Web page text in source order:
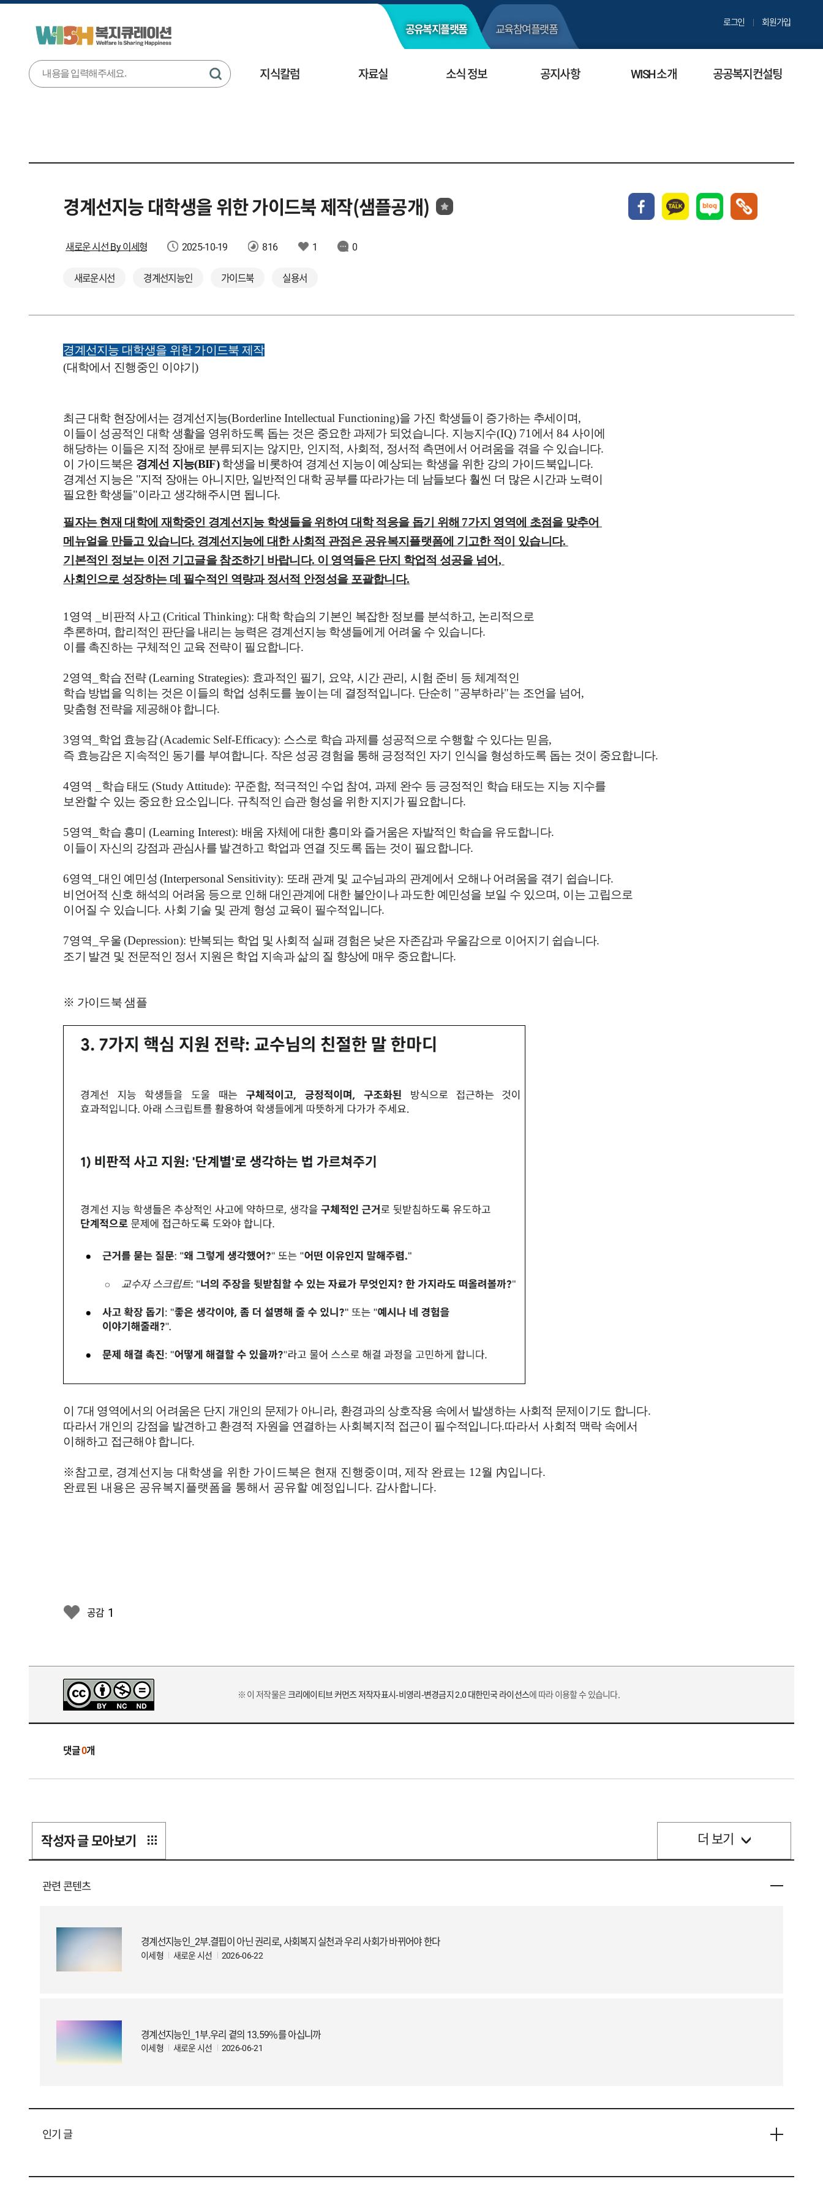
공유복지플랫폼 교육참여플랫폼 로그인 회원가입
지식칼럼 자료실 소식 정보 공지사항 WISH 소개 공공복지컨설팅
경계선지능 대학생을 위한 가이드북 제작(샘플공개)
새로운 시선 By 이세형 2025-10-19 816 1 0
새로운시선 경계선지능인 가이드북 실용서
경계선지능 대학생을 위한 가이드북 제작
(대학에서 진행중인 이야기)
최근 대학 현장에서는 경계선지능(Borderline Intellectual Functioning)을 가진 학생들이 증가하는 추세이며,
이들이 성공적인 대학 생활을 영위하도록 돕는 것은 중요한 과제가 되었습니다. 지능지수(IQ) 71에서 84 사이에
해당하는 이들은 지적 장애로 분류되지는 않지만, 인지적, 사회적, 정서적 측면에서 어려움을 겪을 수 있습니다.
이 가이드북은 경계선 지능(BIF)학생을 비롯하여 경계선 지능이 예상되는 학생을 위한 강의 가이드북입니다.
경계선 지능은 "지적 장애는 아니지만, 일반적인 대학 공부를 따라가는 데 남들보다 훨씬 더 많은 시간과 노력이
필요한 학생들"이라고 생각해주시면 됩니다.
필자는 현재 대학에 재학중인 경계선지능 학생들을 위하여 대학 적응을 돕기 위해 7가지 영역에 초점을 맞추어
메뉴얼을 만들고 있습니다. 경계선지능에 대한 사회적 관점은 공유복지플랫폼에 기고한 적이 있습니다.
기본적인 정보는 이전 기고글을 참조하기 바랍니다. 이 영역들은 단지 학업적 성공을 넘어,
사회인으로 성장하는 데 필수적인 역량과 정서적 안정성을 포괄합니다.
1영역 _ 비판적 사고(Critical Thinking): 대학 학습의 기본인 복잡한 정보를 분석하고, 논리적으로
추론하며, 합리적인 판단을 내리는 능력은 경계선지능 학생들에게 어려울 수 있습니다.
이를 촉진하는 구체적인 교육 전략이 필요합니다.
2영역_ 학습 전략(Learning Strategies): 효과적인 필기 , 요약, 시간 관리 , 시험 준비 등 체계적인
학습 방법을 익히는 것은 이들의 학업 성취도를 높이는 데 결정적입니다. 단순히 "공부하라"는 조언을 넘어,
맞춤형 전략을 제공해야 합니다.
3영역_ 학업 효능감(Academic Self-Efficacy): 스스로 학습 과제를 성공적으로 수행할 수 있다는 믿음,
즉 효능감은 지속적인 동기를 부여합니다. 작은 성공 경험을 통해 긍정적인 자기 인식을 형성하도록 돕는 것이 중요합니다.
4영역 _ 학습 태도(Study Attitude): 꾸준함, 적극적인 수업 참여, 과제 완수 등 긍정적인 학습 태도는 지능 지수를
보완할 수 있는 중요한 요소입니다. 규칙적인 습관 형성을 위한 지지가 필요합니다.
5영역_ 학습 흥미(Learning Interest): 배움 자체에 대한 흥미와 즐거움은 자발적인 학습을 유도합니다.
이들이 자신의 강점과 관심사를 발견하고 학업과 연결 짓도록 돕는 것이 필요합니다.
6영역_ 대인 예민성(Interpersonal Sensitivity): 또래 관계 및 교수님과의 관계에서 오해나 어려움을 겪기 쉽습니다.
비언어적 신호 해석의 어려움 등으로 인해 대인관계에 대한 불안이나 과도한 예민성을 보일 수 있으며, 이는 고립으로
이어질 수 있습니다. 사회 기술 및 관계 형성 교육이 필수적입니다.
7영역_ 우울(Depression): 반복되는 학업 및 사회적 실패 경험은 낮은 자존감과 우울감으로 이어지기 쉽습니다.
조기 발견 및 전문적인 정서 지원은 학업 지속과 삶의 질 향상에 매우 중요합니다.
※ 가이드북 샘플
이 7대 영역에서의 어려움은 단지 개인의 문제가 아니라, 환경과의 상호작용 속에서 발생하는 사회적 문제 이기도 합니다.
따라서 개인의 강점을 발견하고 환경적 자원을 연결하는 사회복지적 접근이 필수적입니다.따라서 사회적 맥락 속에서
이해하고 접근해야 합니다.
※참고로, 경계선지능 대학생을 위한 가이드북은 현재 진행중이며, 제작 완료는 12월 內입니다.
완료된 내용은 공유복지플랫폼을 통해서 공유할 예정입니다. 감사합니다.
공감 1
※ 이 저작물은크리에이티브 커먼즈 저작자표시-비영리-변경금지 2.0 대한민국 라이선스에 따라 이용할 수 있습니다.
댓글0개
작성자 글 모아보기 더 보기
관련 콘텐츠
경계선지능인_2부.결핍이 아닌 권리로, 사회복지 실천과 우리 사회가 바뀌어야 한다
이세형 새로운 시선 2026-06-22
경계선지능인_1부.우리 곁의 13.59%를 아십니까
이세형 새로운 시선 2026-06-21
인기 글